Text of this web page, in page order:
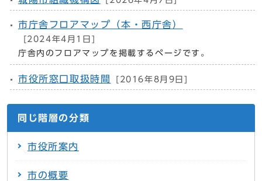
市庁舎フロアマップ（本・西庁舎）
[2024年4月1日]
庁舎内のフロアマップを掲載するページです。
市役所窓口取扱時間 [2016年8月9日]
同じ階層の分類
市役所案内
市の概要